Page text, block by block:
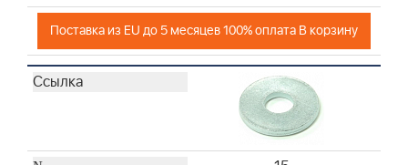
Поставка из EU до 5 месяцев 100% оплата В корзину